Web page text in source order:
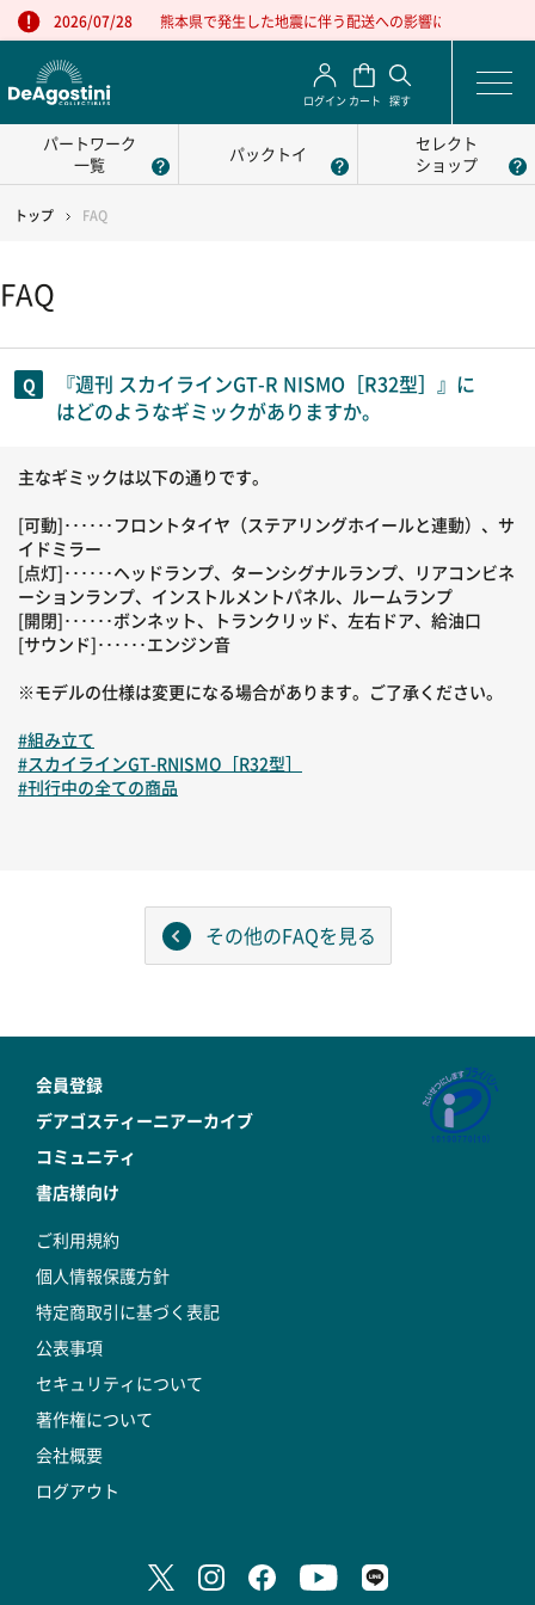
2026/07/28 熊本県で発生した地震に伴う配送への影響について
ログイン カート 探す
パートワーク
一覧
パックトイ
セレクト
ショップ
トップ FAQ
FAQ
『週刊 スカイラインGT-R NISMO［R32型］』に
はどのようなギミックがありますか。
主なギミックは以下の通りです。
[可動]･･････フロントタイヤ（ステアリングホイールと連動）、サ
イドミラー
[点灯]･･････ヘッドランプ、ターンシグナルランプ、リアコンビネ
ーションランプ、インストルメントパネル、ルームランプ
[開閉]･･････ボンネット、トランクリッド、左右ドア、給油口
[サウンド]･･････エンジン音
※モデルの仕様は変更になる場合があります。ご了承ください。
#組み立て
#スカイラインGT-RNISMO［R32型］
#刊行中の全ての商品
その他のFAQを見る
会員登録
デアゴスティーニアーカイブ
コミュニティ
書店様向け
ご利用規約
個人情報保護方針
特定商取引に基づく表記
公表事項
セキュリティについて
著作権について
会社概要
ログアウト